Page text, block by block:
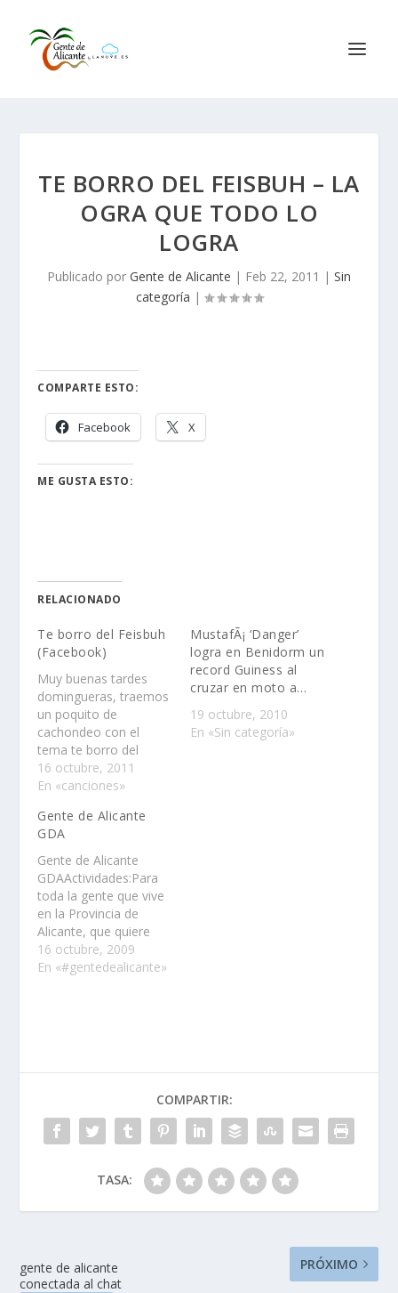
TE BORRO DEL FEISBUH – LA
OGRA QUE TODO LO
LOGRA
Publicado por Gente de Alicante | Feb 22, 2011 | Sin
categoría |
COMPARTE ESTO:
Facebook X
ME GUSTA ESTO:
RELACIONADO
Te borro del Feisbuh
(Facebook)
Muy buenas tardes
domingueras, traemos
un poquito de
cachondeo con el
tema te borro del
feisbuh del grupo La
Ogra
16 octubre, 2011
En «canciones»
MustafÃ¡ ‘Danger’
logra en Benidorm un
record Guiness al
cruzar en moto a…
19 octubre, 2010
En «Sin categoría»
Gente de Alicante
GDA
Gente de Alicante
GDAActividades:Para
toda la gente que vive
en la Provincia de
Alicante, que quiere
conocer a otra gente
para pasar buenos
GRUPOInterÃ©s
causasDescripciÃ³n:Par
a toda la gente que
vive en la Provincia de
16 octubre, 2009
En «#gentedealicante»
COMPARTIR:
TASA:
gente de alicante
conectada al chat
PRÓXIMO